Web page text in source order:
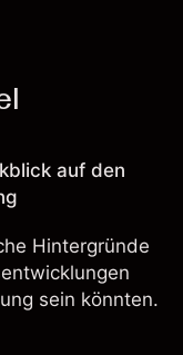
auf den
Hintergründe
sein könnten.